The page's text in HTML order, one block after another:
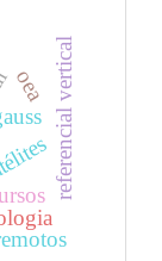
referencial vertical
oea